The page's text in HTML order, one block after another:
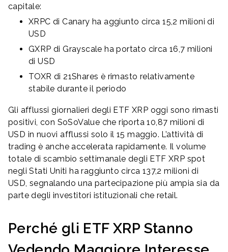
capitale:
XRPC di Canary ha aggiunto circa 15,2 milioni di
USD
GXRP di Grayscale ha portato circa 16,7 milioni
di USD
TOXR di 21Shares è rimasto relativamente
stabile durante il periodo
Gli afflussi giornalieri degli ETF XRP oggi sono rimasti
positivi, con SoSoValue che riporta 10,87 milioni di
USD in nuovi afflussi solo il 15 maggio. L’attività di
trading è anche accelerata rapidamente. Il volume
totale di scambio settimanale degli ETF XRP spot
negli Stati Uniti ha raggiunto circa 137,2 milioni di
USD, segnalando una partecipazione più ampia sia da
parte degli investitori istituzionali che retail.
Perché gli ETF XRP Stanno